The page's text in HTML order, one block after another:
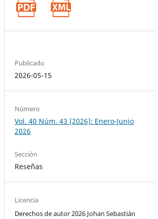
Publicado
2026-05-15
Número
Vol. 40 Núm. 43 (2026): Enero-Junio
2026
Sección
Reseñas
Licencia
Derechos de autor 2026 Johan Sebastián